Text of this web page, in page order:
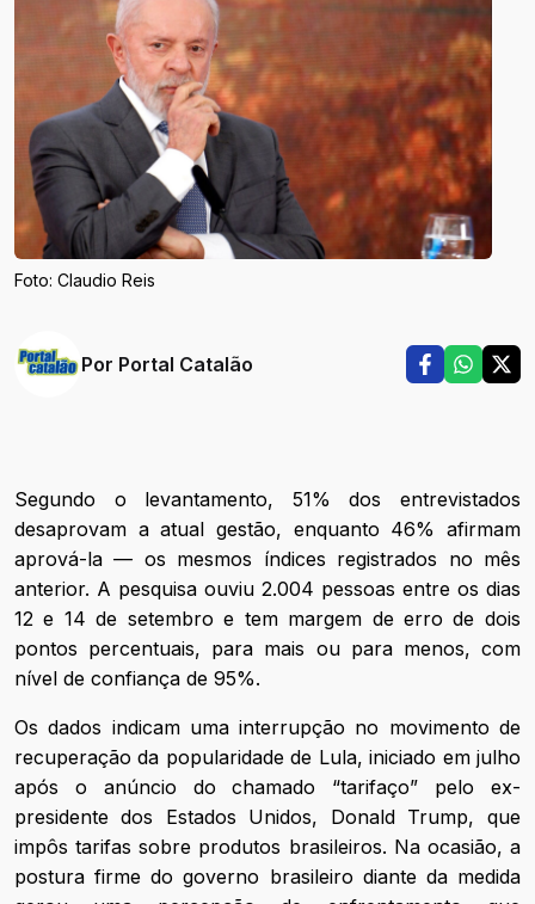
Foto: Claudio Reis
Por Portal Catalão
Segundo o levantamento, 51% dos entrevistados
desaprovam a atual gestão, enquanto 46% afirmam
aprová-la — os mesmos índices registrados no mês
anterior. A pesquisa ouviu 2.004 pessoas entre os dias
12 e 14 de setembro e tem margem de erro de dois
pontos percentuais, para mais ou para menos, com
nível de confiança de 95%.
Os dados indicam uma interrupção no movimento de
recuperação da popularidade de Lula, iniciado em julho
após o anúncio do chamado “tarifaço” pelo ex-
presidente dos Estados Unidos, Donald Trump, que
impôs tarifas sobre produtos brasileiros. Na ocasião, a
postura firme do governo brasileiro diante da medida